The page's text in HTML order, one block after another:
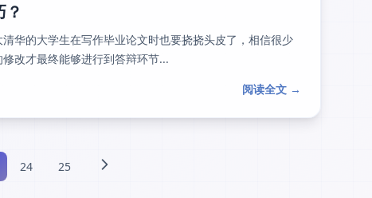
华的大学生在写作毕业论文时也要挠挠头皮了，相信很少
改才最终能够进行到答辩环节...
阅读全文 →
24 25